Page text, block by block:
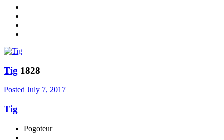
Tig 1828
Posted July 7, 2017
Tig
Pogoteur